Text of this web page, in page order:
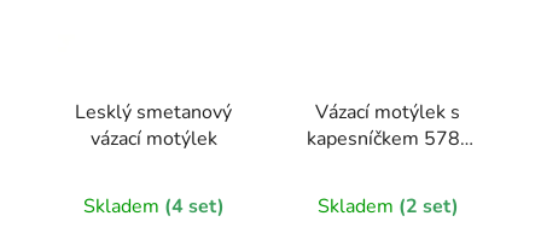
Lesklý smetanový
vázací motýlek
Skladem (4 set)
Vázací motýlek s
kapesníčkem 578-
Skladem (2 set)